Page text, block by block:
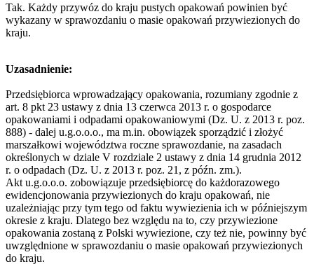
Tak. Każdy przywóz do kraju pustych opakowań powinien być
wykazany w sprawozdaniu o masie opakowań przywiezionych do
kraju.
Uzasadnienie:
Przedsiębiorca wprowadzający opakowania, rozumiany zgodnie z
art. 8 pkt 23 ustawy z dnia 13 czerwca 2013 r. o gospodarce
opakowaniami i odpadami opakowaniowymi (Dz. U. z 2013 r. poz.
888) - dalej u.g.o.o.o., ma m.in. obowiązek sporządzić i złożyć
marszałkowi województwa roczne sprawozdanie, na zasadach
określonych w dziale V rozdziale 2 ustawy z dnia 14 grudnia 2012
r. o odpadach (Dz. U. z 2013 r. poz. 21, z późn. zm.).
Akt u.g.o.o.o. zobowiązuje przedsiębiorcę do każdorazowego
ewidencjonowania przywiezionych do kraju opakowań, nie
uzależniając przy tym tego od faktu wywiezienia ich w późniejszym
okresie z kraju. Dlatego bez względu na to, czy przywiezione
opakowania zostaną z Polski wywiezione, czy też nie, powinny być
uwzględnione w sprawozdaniu o masie opakowań przywiezionych
do kraju.